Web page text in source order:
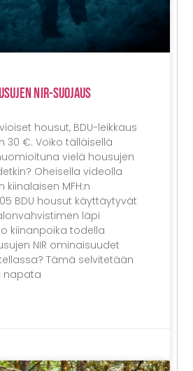
NIR-Suojaus
housut, BDU-leikkaus
30 €. Voiko tälläisellä
vielä housujen
Oheisella videolla
kiinalaisen MFH:n
BDU housut käyttäytyvät
läpi
kiinanpoika todella
NIR ominaisuudet
Tämä selvitetään
napata